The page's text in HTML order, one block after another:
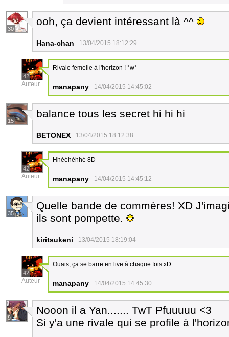
30
ooh, ça devient intéressant là ^^
Hana-chan 13/04/2015 18:12:29
42
Auteur
Rivale femelle à l'horizon ! °w°
manapany 14/04/2015 14:45:02
15
balance tous les secret hi hi hi
BETONEX 13/04/2015 18:12:38
42
Auteur
Hhééhéhhé 8D
manapany 14/04/2015 14:45:12
35
Quelle bande de commères! XD
ils sont pompette.
kiritsukeni 13/04/2015 18:19:04
42
Auteur
Ouais, ça se barre en live à chaque fois xD
manapany 14/04/2015 14:45:30
9
Nooon il a Yan....... TwT Pfuuuuu <3
Si y'a une rivale qui se profile à